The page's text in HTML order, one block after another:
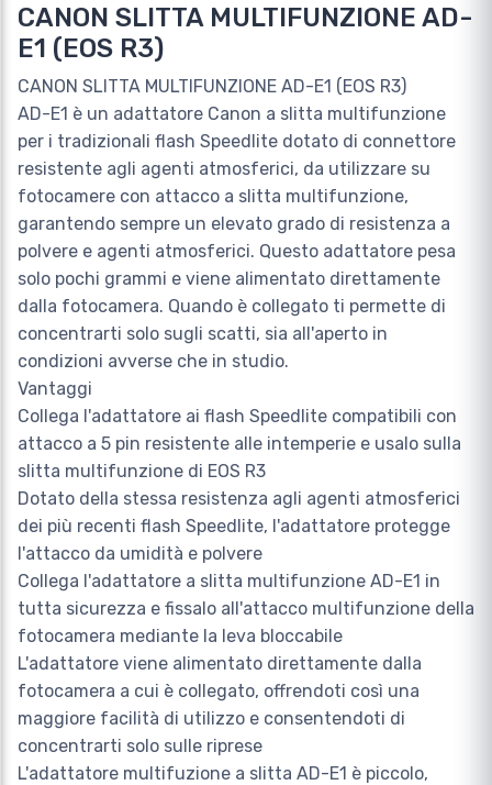
CANON SLITTA MULTIFUNZIONE AD-
E1 (EOS R3)
CANON SLITTA MULTIFUNZIONE AD-E1 (EOS R3)
AD-E1 è un adattatore Canon a slitta multifunzione
per i tradizionali flash Speedlite dotato di connettore
resistente agli agenti atmosferici, da utilizzare su
fotocamere con attacco a slitta multifunzione,
garantendo sempre un elevato grado di resistenza a
polvere e agenti atmosferici. Questo adattatore pesa
solo pochi grammi e viene alimentato direttamente
dalla fotocamera. Quando è collegato ti permette di
concentrarti solo sugli scatti, sia all'aperto in
condizioni avverse che in studio.
Vantaggi
Collega l'adattatore ai flash Speedlite compatibili con
attacco a 5 pin resistente alle intemperie e usalo sulla
slitta multifunzione di EOS R3
Dotato della stessa resistenza agli agenti atmosferici
dei più recenti flash Speedlite, l'adattatore protegge
l'attacco da umidità e polvere
Collega l'adattatore a slitta multifunzione AD-E1 in
tutta sicurezza e fissalo all'attacco multifunzione della
fotocamera mediante la leva bloccabile
L'adattatore viene alimentato direttamente dalla
fotocamera a cui è collegato, offrendoti così una
maggiore facilità di utilizzo e consentendoti di
concentrarti solo sulle riprese
L'adattatore multifuzione a slitta AD-E1 è piccolo,